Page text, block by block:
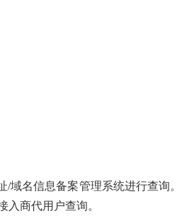
/域名信息备案管理系统进行查询。
商代用户查询。